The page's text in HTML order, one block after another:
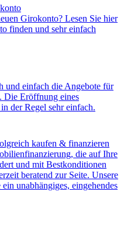
Girokonto? Lesen Sie hier
finden und sehr einfach
und einfach die Angebote für
Die Eröffnung eines
der Regel sehr einfach.
kaufen & finanzieren
die auf Ihre
und mit Bestkonditionen
beratend zur Seite. Unsere
unabhängiges, eingehendes